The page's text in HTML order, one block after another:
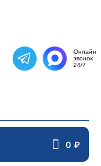
Написать в
Онлайн
звонок
24/7
₽
0